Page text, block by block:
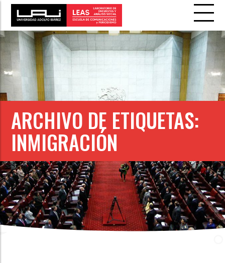
ARCHIVO DE ETIQUETAS:
INMIGRACIÓN